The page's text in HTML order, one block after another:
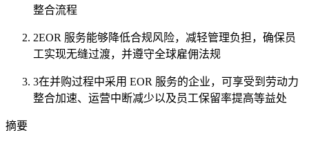
整合流程
2EOR 服务能够降低合规风险，减轻管理负担，确保员
工实现无缝过渡，并遵守全球雇佣法规
3在并购过程中采用 EOR 服务的企业，可享受到劳动力
整合加速、运营中断减少以及员工保留率提高等益处
摘要